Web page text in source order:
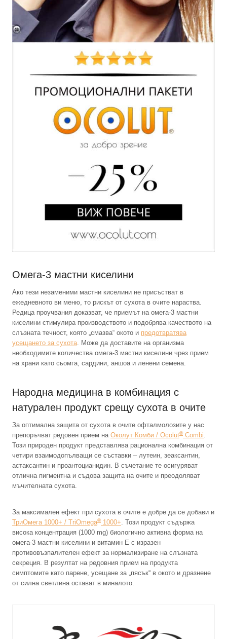
Омега-3 мастни киселини
Ако тези незаменими мастни киселини не присъстват в
ежедневното ви меню, то рискът от сухота в очите нараства.
Редица проучвания доказват, че приемът на омега-3 мастни
киселини стимулира производството и подобрява качеството на
слъзната течност, която „смазва“ окото и предотвратява
усещането за сухота . Може да доставите на организма
необходимите количества омега-3 мастни киселини чрез прием
на храни като сьомга, сардини, аншоа и ленени семена.
Народна медицина в комбинация с
натурален продукт срещу сухота в очите
За оптимална защита от сухота в очите офталмолозите у нас
препоръчват редовен прием на Околут Комби / Ocolut®Combi
Този природен продукт представлява рационална комбинация от
четири взаимодопълващи се съставки – лутеин, зеаксантин,
астаксантин и проантоцианидин. В съчетание те осигуряват
отлична пигментна и съдова защита на очите и преодоляват
мъчителната сухота.
За максимален ефект при сухота в очите е добре да се добави и
ТриОмега 1000+ / TriOmega®1000+ . Този продукт съдържа
висока концентрация (1000 mg) биологично активна форма на
омега-3 мастни киселини и витамин E с изразен
противовъзпалителен ефект за нормализиране на слъзната
секреция. В резултат на редовния прием на продукта
симптомите като парене, усещане за „пясък“ в окото и дразнене
от силна светлина остават в миналото.